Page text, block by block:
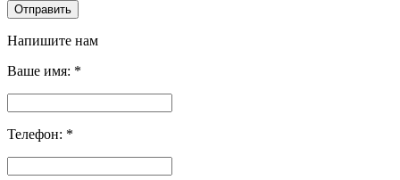
Отправить
Напишите нам
Ваше имя: *
Телефон: *